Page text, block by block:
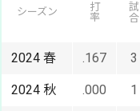
シーズン 打率 試合
2024 春 .167 3
2024 秋 .000 1